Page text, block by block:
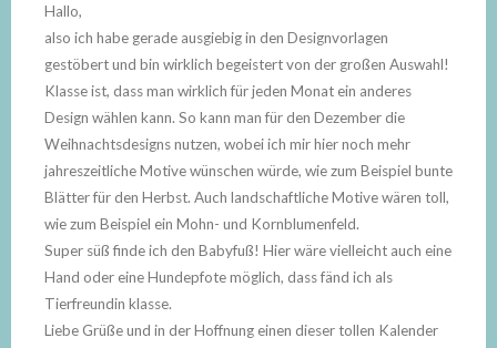
Hallo,
also ich habe gerade ausgiebig in den Designvorlagen
gestöbert und bin wirklich begeistert von der großen Auswahl!
Klasse ist, dass man wirklich für jeden Monat ein anderes
Design wählen kann. So kann man für den Dezember die
Weihnachtsdesigns nutzen, wobei ich mir hier noch mehr
jahreszeitliche Motive wünschen würde, wie zum Beispiel bunte
Blätter für den Herbst. Auch landschaftliche Motive wären toll,
wie zum Beispiel ein Mohn- und Kornblumenfeld.
Super süß finde ich den Babyfuß! Hier wäre vielleicht auch eine
Hand oder eine Hundepfote möglich, dass fänd ich als
Tierfreundin klasse.
Liebe Grüße und in der Hoffnung einen dieser tollen Kalender